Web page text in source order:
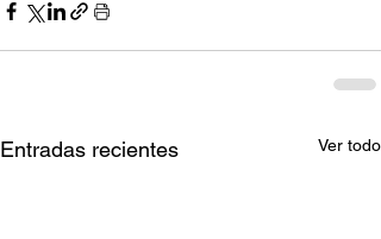
Entradas recientes Ver todo